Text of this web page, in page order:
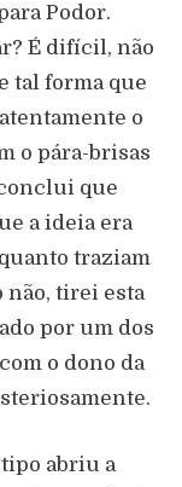
Podor.
É difícil, não
tal forma que
o
o pára-brisas
que
a ideia era
traziam
não, tirei esta
por um dos
o dono da
abriu a